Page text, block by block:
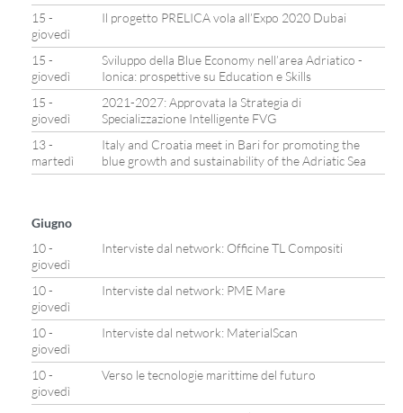
15 -
giovedì
Il progetto PRELICA vola all’Expo 2020 Dubai
15 -
giovedì
Sviluppo della Blue Economy nell’area Adriatico -
Ionica: prospettive su Education e Skills
15 -
giovedì
2021-2027: Approvata la Strategia di
Specializzazione Intelligente FVG
13 -
martedì
Italy and Croatia meet in Bari for promoting the
blue growth and sustainability of the Adriatic Sea
Giugno
10 -
giovedì
Interviste dal network: Officine TL Compositi
10 -
giovedì
Interviste dal network: PME Mare
10 -
giovedì
Interviste dal network: MaterialScan
10 -
giovedì
Verso le tecnologie marittime del futuro